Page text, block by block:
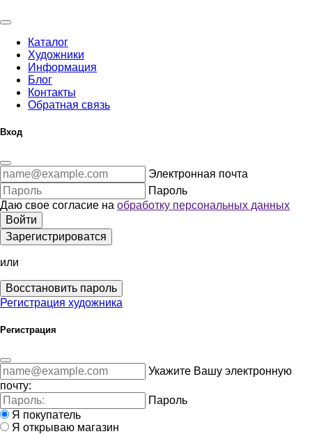
Каталог
Художники
Информация
Блог
Контакты
Обратная связь
Вход
Электронная почта
Пароль
Даю свое согласие на обработку персональных данных
Войти
Зарегистрироватся
или
Восстановить пароль
Регистрация художника
Регистрация
Укажите Вашу электронную
почту:
Пароль
Я покупатель
Я открываю магазин